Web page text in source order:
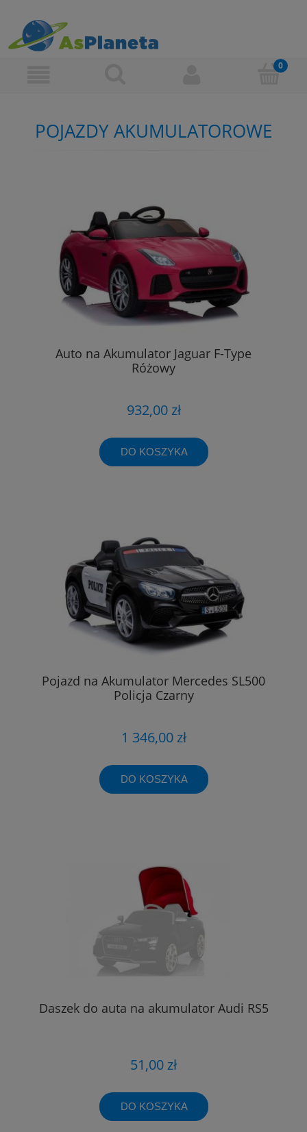
POJAZDY AKUMULATOROWE
Auto na Akumulator Jaguar F-Type
Różowy
932,00 zł
DO KOSZYKA
Pojazd na Akumulator Mercedes SL500
Policja Czarny
1 346,00 zł
DO KOSZYKA
Daszek do auta na akumulator Audi RS5
51,00 zł
DO KOSZYKA